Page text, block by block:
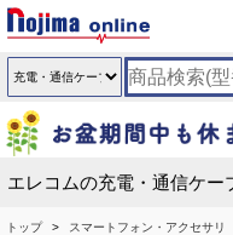
エレコムの充電・通信ケー
トップ スマートフォン・アクセサリ